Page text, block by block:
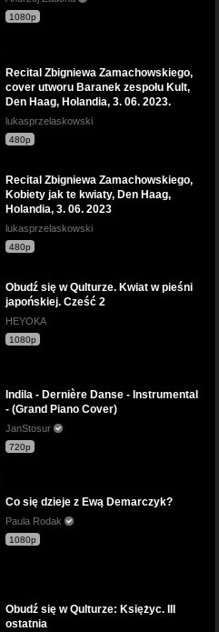
1080p
Recital Zbigniewa Zamachowskiego,
cover utworu Baranek zespołu Kult,
Den Haag, Holandia, 3. 06. 2023.
lukasprzelaskowski
480p
Recital Zbigniewa Zamachowskiego,
Kobiety jak te kwiaty, Den Haag,
Holandia, 3. 06. 2023
lukasprzelaskowski
480p
Obudź się w Qulturze. Kwiat w pieśni
japońskiej. Cześć 2
HEYOKA
1080p
Indila - Dernière Danse - Instrumental
- (Grand Piano Cover)
JanStosur
720p
Co się dzieje z Ewą Demarczyk?
Paula Rodak
1080p
Obudź się w Qulturze: Księżyc. III
ostatnia